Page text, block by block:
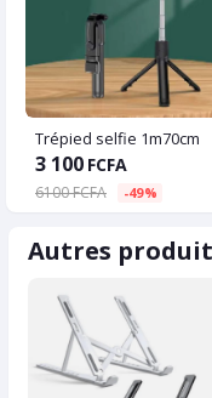
Trépied selfie 1m70cm
3 100 FCFA
6100 FCFA -49%
Autres